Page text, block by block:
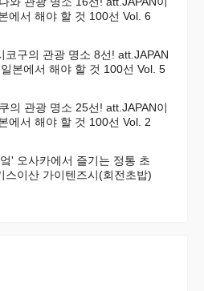
에서 해야 할 것 100선 Vol. 6
코구의 관광 명소 8선! att.JAPAN
본에서 해야 할 것 100선 Vol. 5
의 관광 명소 25선! att.JAPAN이
에서 해야 할 것 100선 Vol. 2
' 오사카에서 즐기는 정통 초
이산 가이텐즈시(회전초밥)